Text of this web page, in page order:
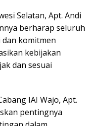
Selatan, Apt. Andi
berharap seluruh
komitmen
kebijakan
dan sesuai
IAI Wajo, Apt.
pentingnya